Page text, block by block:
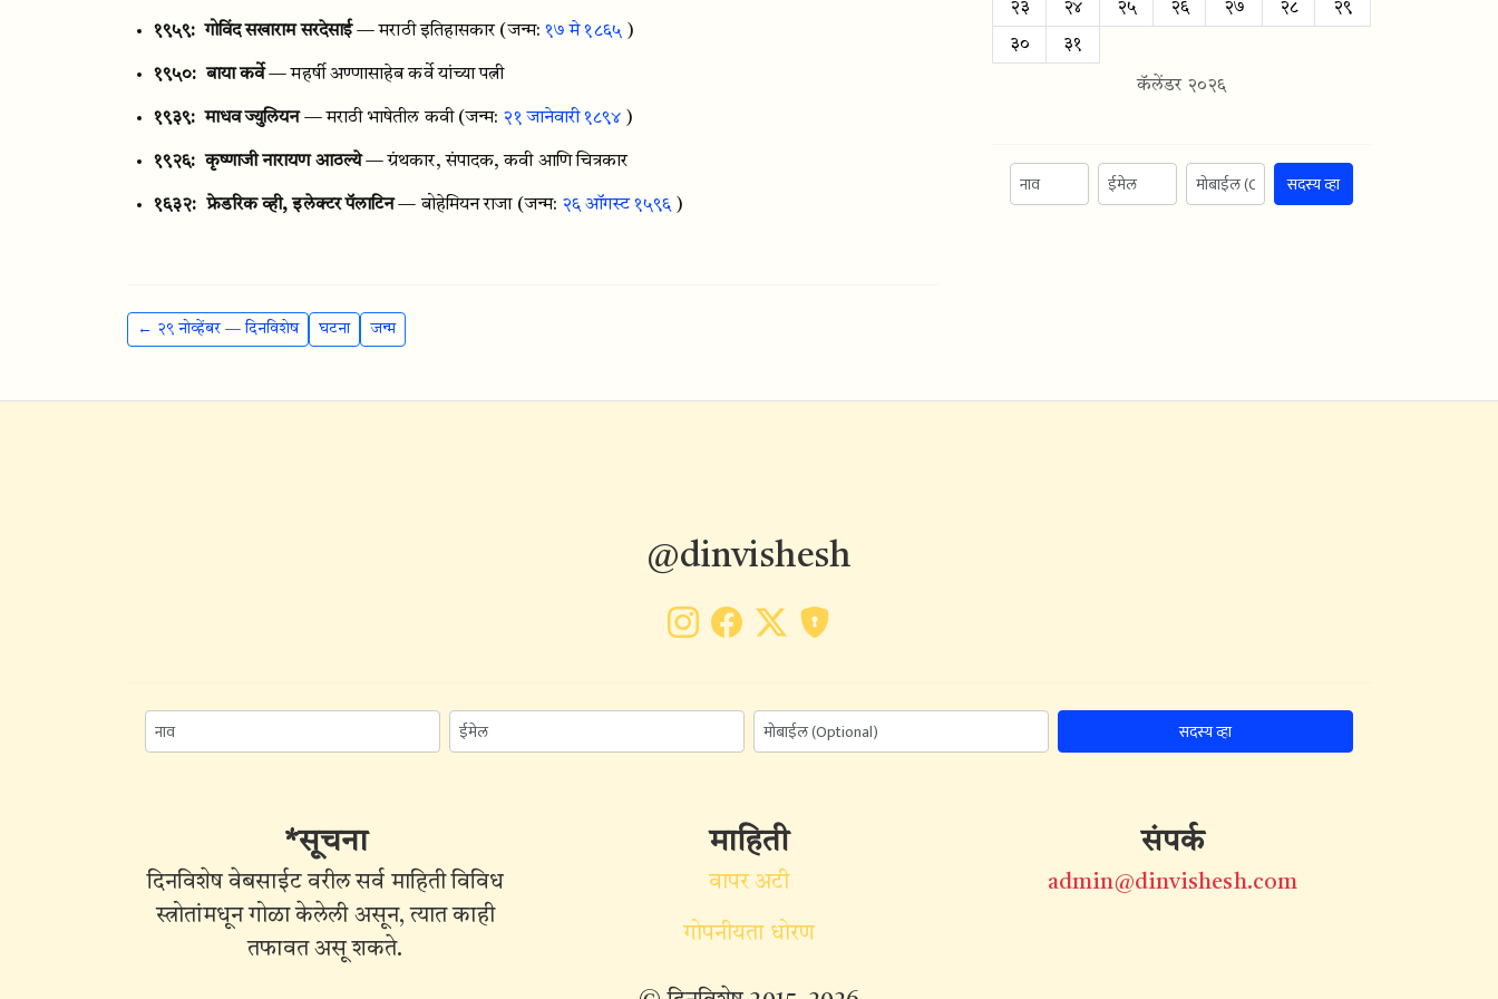
१९५९: गोविंद सखाराम सरदेसाई — मराठी इतिहासकार (जन्म: १७ मे १८६५ )
१९५०: बाया कर्वे — महर्षी अण्णासाहेब कर्वे यांच्या पत्नी
१९३९: माधव ज्युलियन — मराठी भाषेतील कवी (जन्म: २१ जानेवारी १८९४)
१९२६: कृष्णाजी नारायण आठल्ये — ग्रंथकार, संपादक, कवी आणि चित्रकार
१६३२: फ्रेडरिक व्ही, इलेक्टर पॅलाटिन — बोहेमियन राजा (जन्म: २६ ऑगस्ट १५९६ )
← २९ नोव्हेंबर — दिनविशेष घटना जन्म
२३ २४ २५ २६ २७ २८ २९
३० ३१
कॅलेंडर २०२६
सदस्य व्हा
@dinvishesh
सदस्य व्हा
*सूचना
दिनविशेष वेबसाईट वरील सर्व माहिती विविध
स्त्रोतांमधून गोळा केलेली असून, त्यात काही
तफावत असू शकते.
माहिती
वापर अटी
गोपनीयता धोरण
संपर्क
admin@dinvishesh.com